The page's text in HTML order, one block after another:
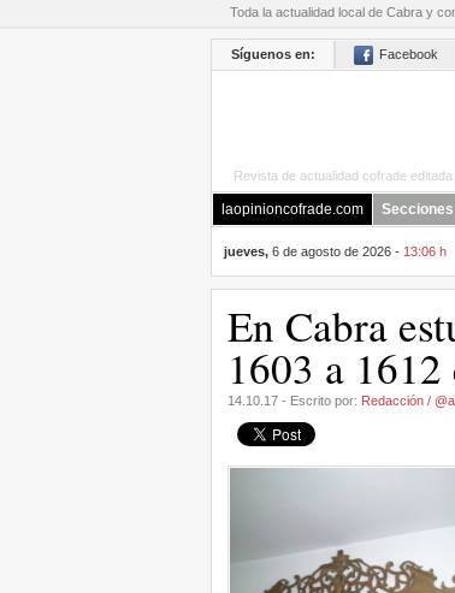
Toda la actualidad local de Cabra y
Síguenos en: Facebook
Revista de actualidad cofrade editada
laopinioncofrade.com Secciones
jueves,6 de agosto de 2026 - 13:06 h
En Cabra
1603 a
14.10.17 - Escrito por: Redacción /